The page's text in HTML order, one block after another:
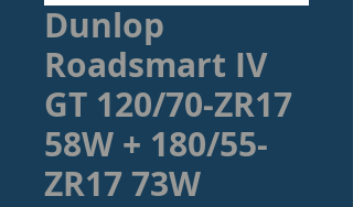
Dunlop
Roadsmart IV
GT 120/70-ZR17
58W + 180/55-
ZR17 73W